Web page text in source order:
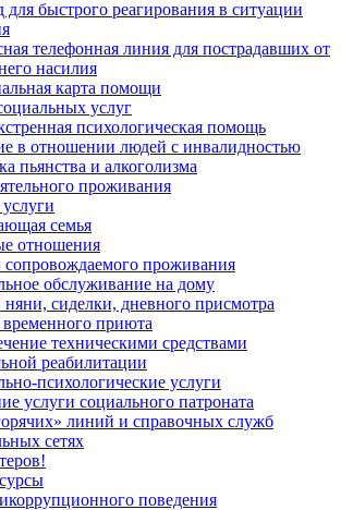
для быстрого реагирования в ситуации
телефонная линия для пострадавших от
насилия
карта помощи
услуг
психологическая помощь
в отношении людей с инвалидностью
пьянства и алкоголизма
проживания
семья
отношения
сопровождаемого проживания
обслуживание на дому
няни, сиделки, дневного присмотра
временного приюта
техническими средствами
реабилитации
психологические услуги
услуги социального патроната
линий и справочных служб
сетях
поведения